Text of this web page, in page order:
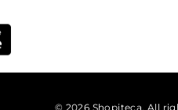
© 2026 Shopiteca. All